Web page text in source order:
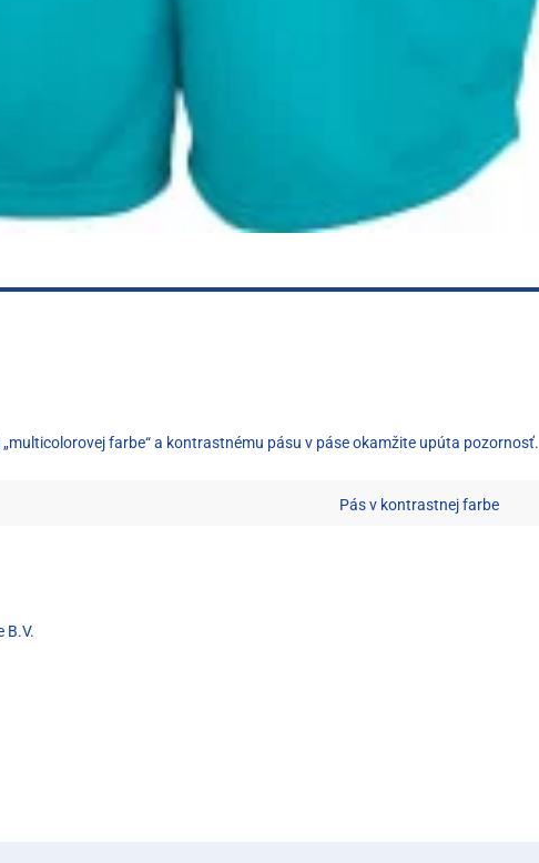
farbe“ a kontrastnému pásu v páse okamžite upúta pozornosť.
Pás v kontrastnej farbe
B.V.